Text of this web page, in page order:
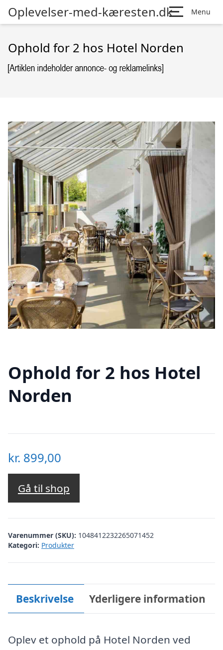
Oplevelser-med-kæresten.dk Menu
Ophold for 2 hos Hotel Norden
Ophold for 2 hos Hotel
Norden
kr. 899,00
Gå til shop
Varenummer (SKU): 1048412232265071452
Kategori: Produkter
Beskrivelse Yderligere information
Oplev et ophold på Hotel Norden ved